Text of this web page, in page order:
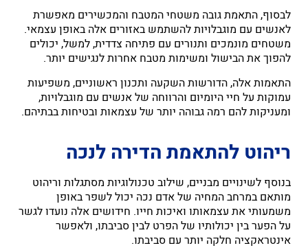
לבסוף, התאמת גובה משטחי המטבח והמכשירים מאפשרת
לאנשים עם מוגבלויות להשתמש באזורים אלה באופן עצמאי.
משטחים מונמכים ותנורים עם פתיחה צדדית, למשל, יכולים
להפוך את הבישול ומשימות מטבח אחרות לנגישים יותר.
התאמות אלה, הדורשות השקעה ותכנון ראשוניים, משפיעות
עמוקות על חיי היומיום והרווחה של אנשים עם מוגבלויות,
ומעניקות להם רמה גבוהה יותר של עצמאות ובטיחות בבתיהם.
ריהוט להתאמת הדירה לנכה
בנוסף לשינויים מבניים, שילוב טכנולוגיות מסתגלות וריהוט
מותאם במרחב המחיה של אדם נכה יכול לשפר באופן
משמעותי את עצמאותו ואיכות חייו. חידושים אלה נועדו לגשר
על הפער בין יכולותיו של הפרט לבין סביבתו, ולאפשר
אינטראקציה חלקה יותר עם סביבתו.